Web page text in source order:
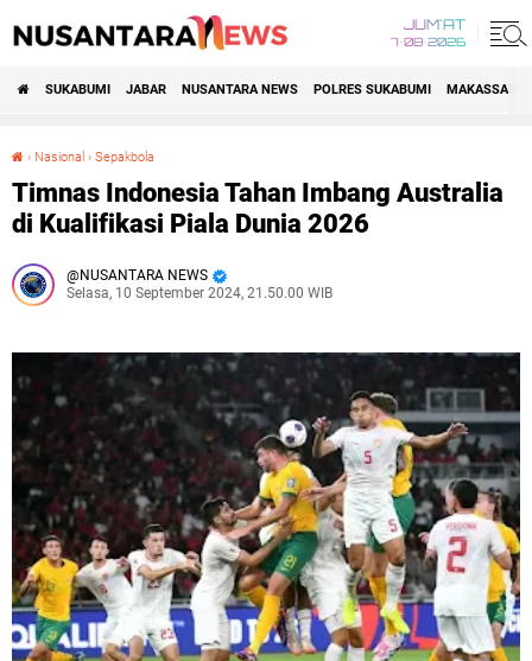
JUM'AT
7•08•2026
SUKABUMI JABAR NUSANTARA NEWS POLRES SUKABUMI MAKASSAR
› Nasional › Sepakbola
Timnas Indonesia Tahan Imbang Australia
di Kualifikasi Piala Dunia 2026
NUSANTARA NEWS
Selasa, 10 September 2024, 21.50.00 WIB